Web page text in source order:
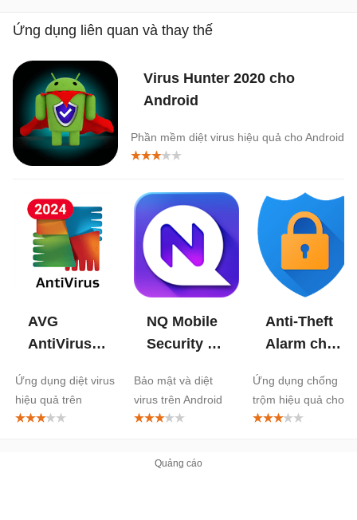
Ứng dụng liên quan và thay thế
Virus Hunter 2020 cho
Android
Phần mềm diệt virus hiệu quả cho Android
AVG
AntiVirus &
cho
Android
Ứng dụng diệt virus
hiệu quả trên
Android
NQ Mobile
Security &
cho
Android
Bảo mật và diệt
virus trên Android
Anti-Theft
Alarm cho
Ứng dụng chống
trộm hiệu quả cho di
động